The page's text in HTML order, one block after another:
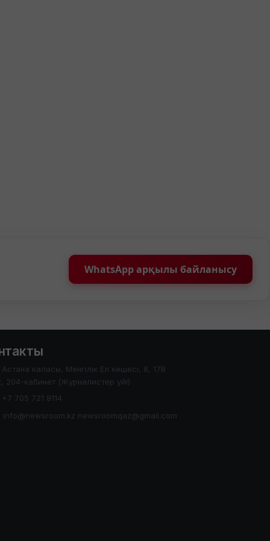
WhatsApp арқылы байланысу
Астана каласы, Менгілік Ел кешесі, 8, 17В
204-кабинет (Журналистер уйі)
+7 705 721 8114
info@newsroom.kz newsroomqaz@gmail.com